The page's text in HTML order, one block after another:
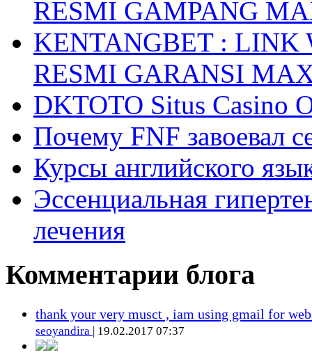
RESMI GAMPANG
KENTANGBET : LINK
RESMI GARANSI
DKTOTO Situs Casino
Почему FNF завоевал
Курсы английского
Эссенциальная
лечения
Комментарии блога
thank your very musct , iam using gmail for
seoyandira | 19.02.2017 07:37